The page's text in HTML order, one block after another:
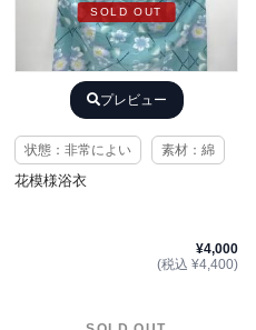
SOLD OUT
プレビュー
状態：非常によい 素材：綿
花模様浴衣
¥4,000
(税込 ¥4,400)